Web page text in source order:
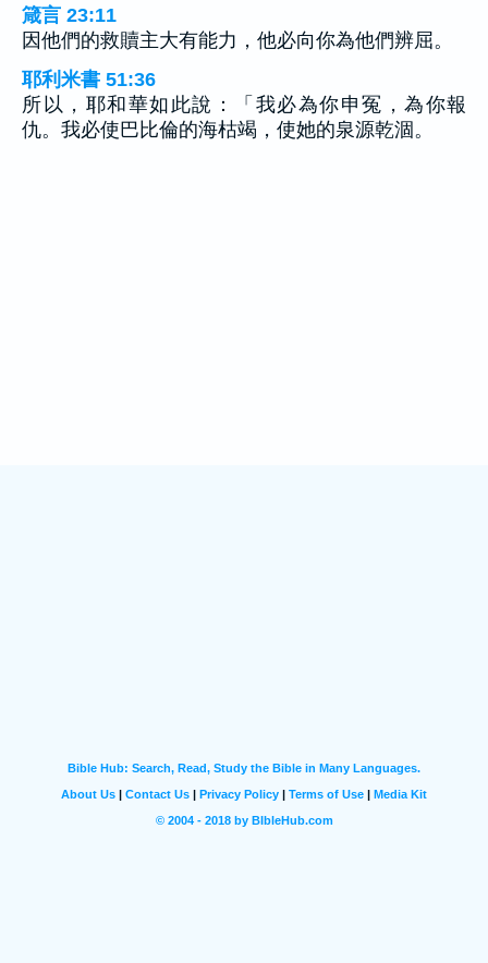
箴言 23:11
因他們的救贖主大有能力，他必向你為他們辨屈。
耶利米書 51:36
所以，耶和華如此說：「我必為你申冤，為你報
仇。我必使巴比倫的海枯竭，使她的泉源乾涸。